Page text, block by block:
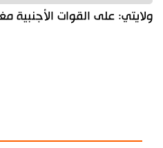
ولايتي: على القوات الأجنبية